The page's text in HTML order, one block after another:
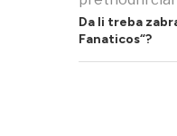
Da li treba
Fanaticos“?